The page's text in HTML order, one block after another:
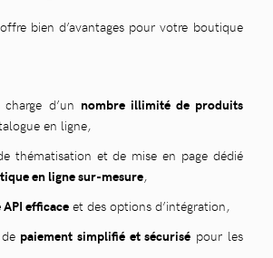
bien d’avantages pour votre boutique
d’un nombre illimité de produits
en ligne,
thématisation et de mise en page dédié
en ligne sur-mesure,
efficace et des options d’intégration,
paiement simplifié et sécurisé pour les